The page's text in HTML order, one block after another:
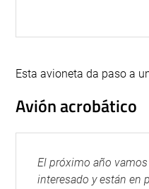
Esta avioneta da paso a
Avión acrobático
El próximo año
interesado y están en